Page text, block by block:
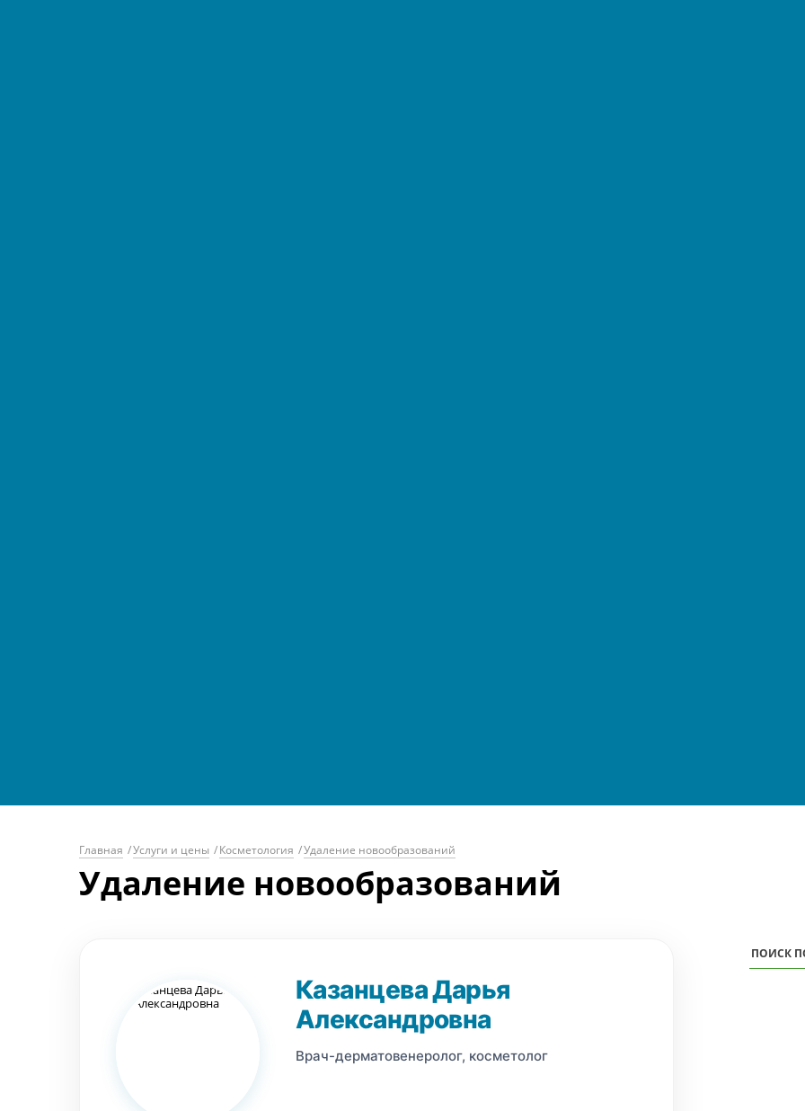
Главная /Услуги и цены /Косметология /Удаление новообразований
Удаление новообразований
Казанцева Дарья
Александровна
Врач-дерматовенеролог, косметолог